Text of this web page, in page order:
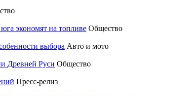
экономят на топливе Общество
выбора Авто и мото
Древней Руси Общество
Пресс-релиз